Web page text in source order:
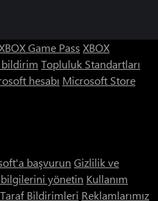
Game Pass XBOX
Topluluk Standartları
hesabı Microsoft Store
başvurun Gizlilik ve
bilgilerini yönetin Kullanım
Bildirimleri Reklamlarımız